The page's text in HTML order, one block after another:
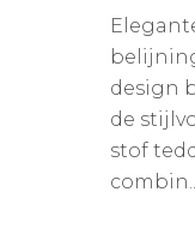
design
de
stof